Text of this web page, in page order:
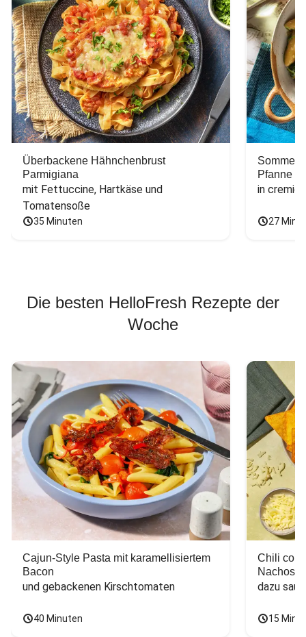
Überbackene Hähnchenbrust
Parmigiana
mit Fettuccine, Hartkäse und
Tomatensoße
35 Minuten
Pfanne
in
27
Die besten HelloFresh Rezepte der
Woche
Cajun-Style Pasta mit karamellisiertem
Bacon
und gebackenen Kirschtomaten
40 Minuten
Chili con
Nachos
dazu
15